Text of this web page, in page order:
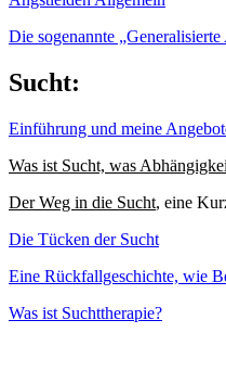
Die sogenannte
Sucht:
Einführung und meine
Was ist Sucht, was
Der Weg in die Sucht, eine
Die Tücken der Sucht
Eine Rückfallgeschichte, wie
Was ist Suchttherapie?